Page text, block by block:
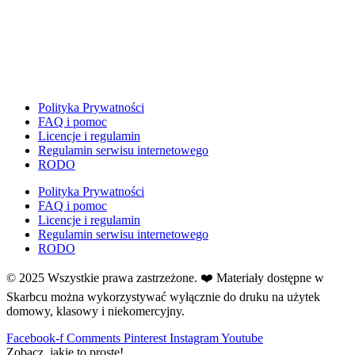
Fotobudka
Gazetki do druku
Girlandy na LATO
Grafomotoryka
Grinch
↳ Dopasuj i opowiedź
↳ Ja mam kto ma
↳ Labirynt podłogowy
↳ Puzzle
Polityka Prywatności
FAQ i pomoc
Licencje i regulamin
Regulamin serwisu internetowego
RODO
Polityka Prywatności
FAQ i pomoc
Licencje i regulamin
Regulamin serwisu internetowego
RODO
© 2025 Wszystkie prawa zastrzeżone. ❤️ Materiały dostępne w
Skarbcu można wykorzystywać wyłącznie do druku na użytek
domowy, klasowy i niekomercyjny.
Facebook-f Comments Pinterest InstagramYoutube
Zobacz, jakie to proste!